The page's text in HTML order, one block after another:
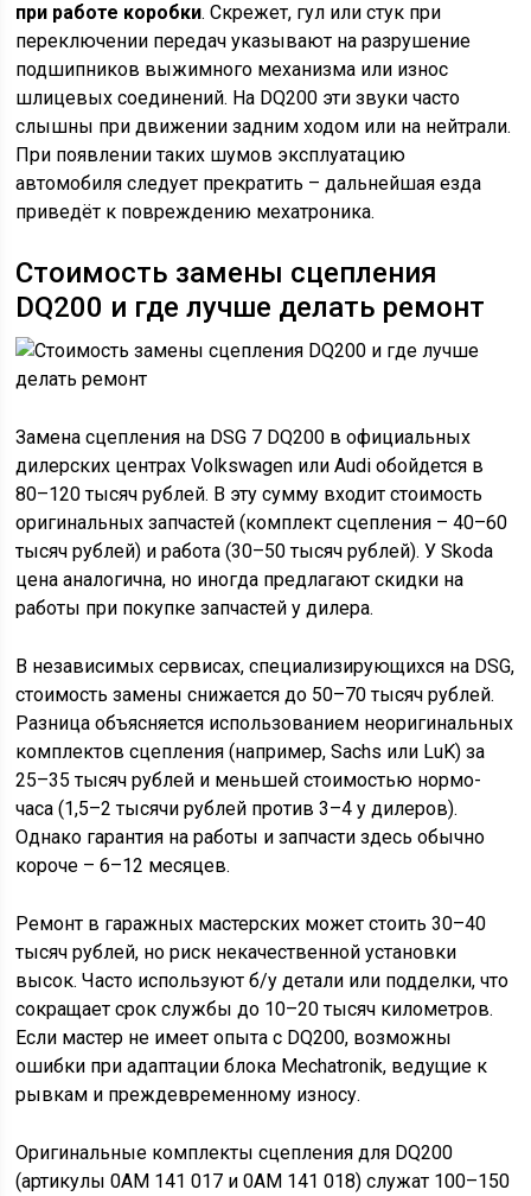
при работе коробки. Скрежет, гул или стук при
переключении передач указывают на разрушение
подшипников выжимного механизма или износ
шлицевых соединений. На DQ200 эти звуки часто
слышны при движении задним ходом или на нейтрали.
При появлении таких шумов эксплуатацию
автомобиля следует прекратить – дальнейшая езда
приведёт к повреждению мехатроника.
Стоимость замены сцепления
DQ200 и где лучше делать ремонт
Замена сцепления на DSG 7 DQ200 в официальных
дилерских центрах Volkswagen или Audi обойдется в
80–120 тысяч рублей. В эту сумму входит стоимость
оригинальных запчастей (комплект сцепления – 40–60
тысяч рублей) и работа (30–50 тысяч рублей). У Skoda
цена аналогична, но иногда предлагают скидки на
работы при покупке запчастей у дилера.
В независимых сервисах, специализирующихся на DSG,
стоимость замены снижается до 50–70 тысяч рублей.
Разница объясняется использованием неоригинальных
комплектов сцепления (например, Sachs или LuK) за
25–35 тысяч рублей и меньшей стоимостью нормо-
часа (1,5–2 тысячи рублей против 3–4 у дилеров).
Однако гарантия на работы и запчасти здесь обычно
короче – 6–12 месяцев.
Ремонт в гаражных мастерских может стоить 30–40
тысяч рублей, но риск некачественной установки
высок. Часто используют б/у детали или подделки, что
сокращает срок службы до 10–20 тысяч километров.
Если мастер не имеет опыта с DQ200, возможны
ошибки при адаптации блока Mechatronik, ведущие к
рывкам и преждевременному износу.
Оригинальные комплекты сцепления для DQ200
(артикулы 0AM 141 017 и 0AM 141 018) служат 100–150